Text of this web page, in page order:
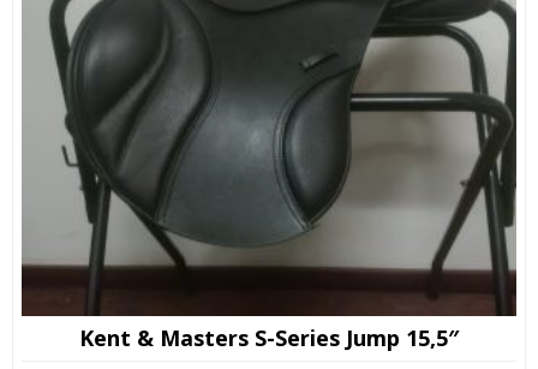
Kent & Masters S-Series Jump 15,5″